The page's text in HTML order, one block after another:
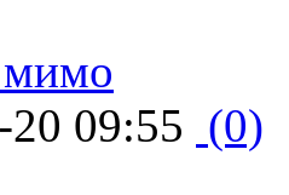
09:55 (0)